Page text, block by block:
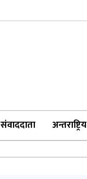
संवाददाता अन्तराष्ट्रिय